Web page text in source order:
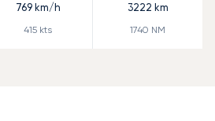
769km/h
415 kts
3222 km
1740 NM